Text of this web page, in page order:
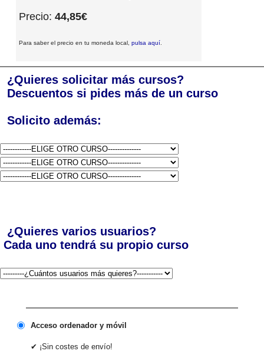
Precio: 44,85€
Para saber el precio en tu moneda local, pulsa aquí
¿Quieres solicitar más cursos?
Descuentos si pides más de un curso
Solicito además:
¿Quieres varios usuarios?
Cada uno tendrá su propio curso
Acceso ordenador y móvil
✔ ¡Sin costes de envío!